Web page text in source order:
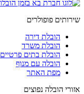
שירותים פופולרים
הובלת דירה
הובלת משרד
הובלת בתים פרטיים
הובלה עם מנוף
מפת האתר
אזורי הובלה נפוצים